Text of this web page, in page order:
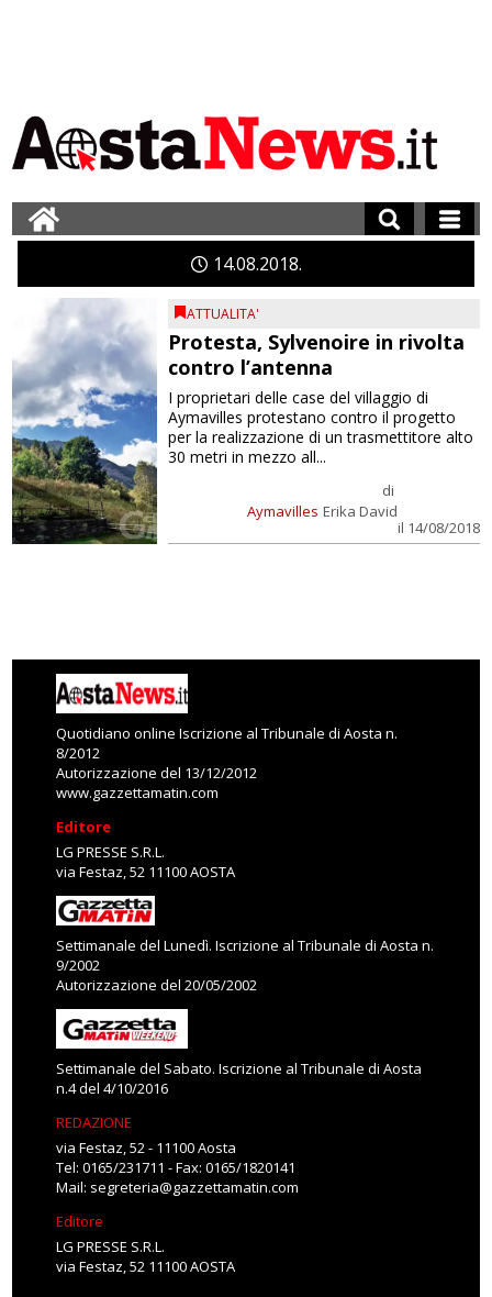
1408 2018
ATTUALITA'
Protesta, Sylvenoire in rivolta
contro l’antenna
Aymavilles
di
Erika David
il 14/08/2018
I proprietari delle case del villaggio di
Aymavilles protestano contro il progetto
per la realizzazione di un trasmettitore alto
30 metri in mezzo all...
Quotidiano online Iscrizione al Tribunale di Aosta n.
8/2012
Autorizzazione del 13/12/2012
www.gazzettamatin.com
Editore
LG PRESSE S.R.L.
via Festaz, 52 11100 AOSTA
Settimanale del Lunedì. Iscrizione al Tribunale di Aosta n.
9/2002
Autorizzazione del 20/05/2002
Settimanale del Sabato. Iscrizione al Tribunale di Aosta
n.4 del 4/10/2016
REDAZIONE
via Festaz, 52 - 11100 Aosta
Tel: 0165/231711 - Fax: 0165/1820141
Mail: segreteria@gazzettamatin.com
Editore
LG PRESSE S.R.L.
via Festaz, 52 11100 AOSTA